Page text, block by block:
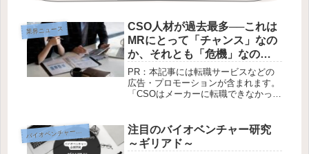
業界ニュース
CSO人材が過去最多──これは
MRにとって「チャンス」なの
か、それとも「危機」なの
か？
PR：本記事には転職サービスなどの
広告・プロモーションが含まれます。
「CSOはメーカーに転職できなかった
した。しかし、2026年の製薬業界を見
ると、その認識は大きく変わり始...
バイオベンチャー企業研究
注目のバイオベンチャー研究
～ギリアド～